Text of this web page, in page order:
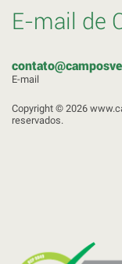
E-mail de
E-mail
Copyright © 2026
reservados.